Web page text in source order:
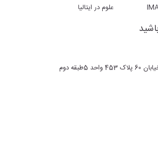
علوم در ایتالیا
5طبقه دوم